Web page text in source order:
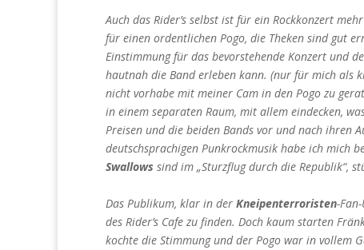
Auch das Rider’s selbst ist für ein Rockkonzert
für einen ordentlichen Pogo, die Theken sind gut
Einstimmung für das bevorstehende Konzert und
hautnah die Band erleben kann. (nur für mich als
nicht vorhabe mit meiner Cam in den Pogo zu
in einem separaten Raum, mit allem eindecken,
Preisen und die beiden Bands vor und nach ihren
deutschsprachigen Punkrockmusik habe ich mich
Swallows sind im „Sturzflug durch die Republik“,
Das Publikum, klar in der Kneipenterroristen-
des Rider’s Cafe zu finden. Doch kaum starten
kochte die Stimmung und der Pogo war in vollem